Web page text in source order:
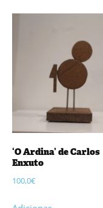
‘O Ardina’ de Carlos
Enxuto
100,0€